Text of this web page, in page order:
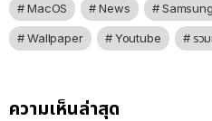
MacOS News Samsung
Wallpaper Youtube รว
ความเห็นล่าสุด